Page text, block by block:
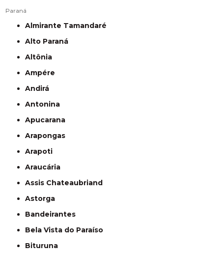
Paraná
Almirante Tamandaré
Alto Paraná
Altônia
Ampére
Andirá
Antonina
Apucarana
Arapongas
Arapoti
Araucária
Assis Chateaubriand
Astorga
Bandeirantes
Bela Vista do Paraíso
Bituruna